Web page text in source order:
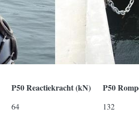
P50 Reactiekracht (kN) P50
64 132